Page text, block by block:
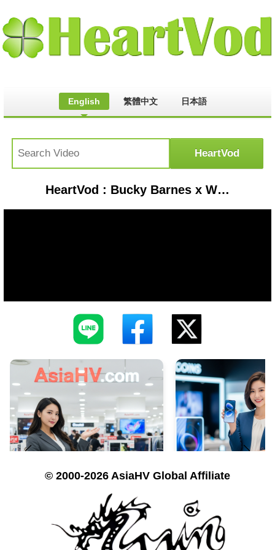
English 繁體中文 日本語
HeartVod : Bucky Barnes x Worth It
© 2000-2026 AsiaHV Global Affiliate